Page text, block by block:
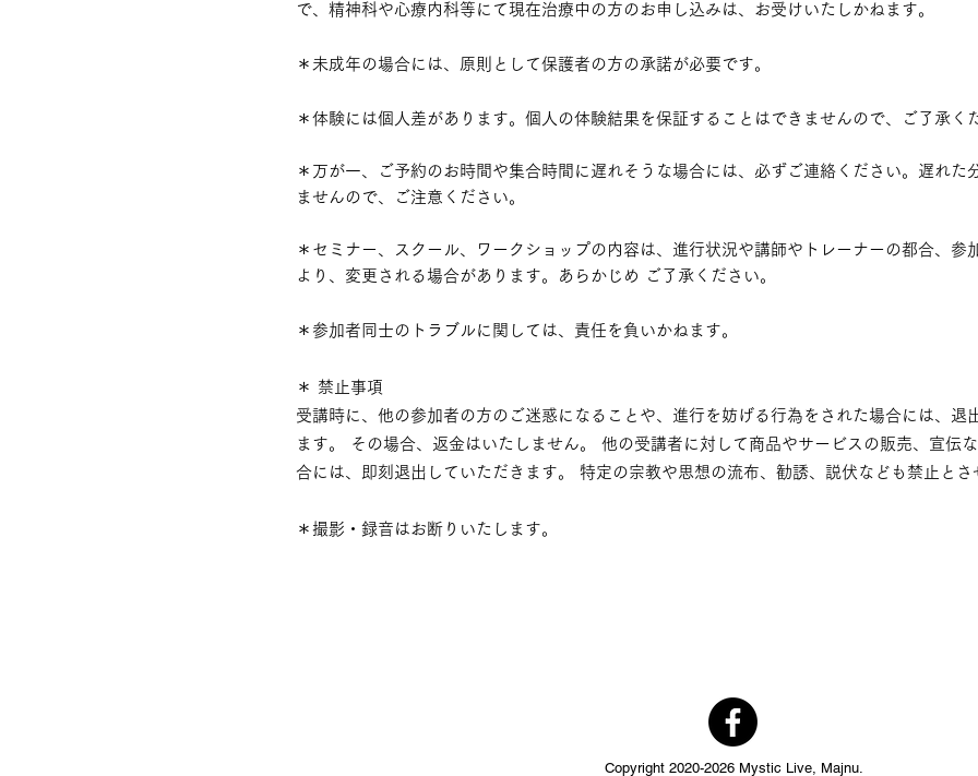
で、精神科や心療内科等にて現在治療中の方のお申し込みは、お受けいたしかねます。
＊未成年の場合には、原則として保護者の方の承諾が必要です。
＊体験には個人差があります。個人の体験結果を保証することはできませんので、ご了承く
＊万が一、ご予約のお時間や集合時間に遅れそうな場合には、必ずご連絡ください。遅れた
ませんので、ご注意ください。
＊セミナー、スクール、ワーク ショップの内容は、進行状況や講師やトレーナーの都合、参
より、変更される場合があります。あらかじめ ご了承ください。
＊参加者同士のトラブルに関しては、責任を負いかねます。
＊ 禁止事項
受講時に、他の参加者の方のご迷惑になることや、進行を妨げる行為をされた場合には、退
ます。 その場合、返金はいたしません。 他の受講者に対して商品やサービスの販売、宣伝
合には、即刻退出していただきます。 特定の宗教や思想の流布、勧誘、説伏なども禁止とさ
＊撮影・録音はお断りいたします。
Copyright 2020-2026 Mystic Live, Majnu.